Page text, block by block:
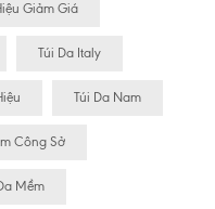
Giảm Giá
Túi Da Italy
Túi Da Nam
Công Sở
Mềm